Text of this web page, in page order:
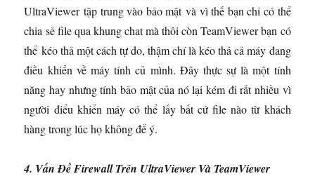
UltraViewer tập trung vào bảo mật và vì thế bạn chỉ có thể
chia sẻ file qua khung chat mà thôi còn TeamViewer bạn có
thể kéo thả một cách tự do, thậm chí là kéo thả cả máy đang
điều khiển về máy tính củ mình. Đây thực sự là một tính
năng hay nhưng tính bảo mật của nó lại kém đi rất nhiều vì
người điểu khiển máy có thể lấy bất cứ file nào từ khách
hàng trong lúc họ không để ý.
4. Vấn Đề Firewall Trên UltraViewer Và TeamViewer